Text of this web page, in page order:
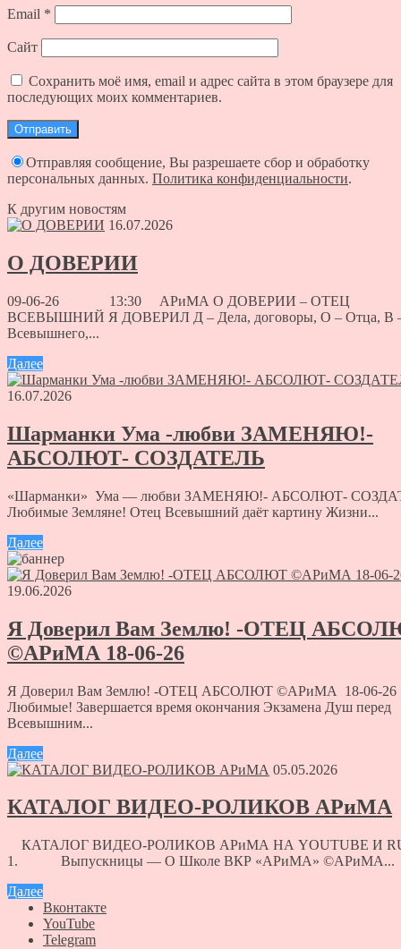
Email *
Сайт
Сохранить моё имя, email и адрес сайта в этом браузере для
последующих моих комментариев.
Отправляя сообщение, Вы разрешаете сбор и обработку
персональных данных. Политика конфиденциальности.
К другим новостям
16.07.2026
О ДОВЕРИИ
09-06-26 13:30 АРиМА О ДОВЕРИИ – ОТЕЦ
ВСЕВЫШНИЙ Я ДОВЕРИЛ Д – Дела, договоры, О – Отца, В
Всевышнего,...
Далее
16.07.2026
Шарманки Ума -любви ЗАМЕНЯЮ!-
АБСОЛЮТ- СОЗДАТЕЛЬ
«Шарманки» Ума — любви ЗАМЕНЯЮ!- АБСОЛЮТ-
Любимые Земляне! Отец Всевышний даёт картину Жизни...
Далее
19.06.2026
Я Доверил Вам Землю! -ОТЕЦ
©АРиМА 18-06-26
Я Доверил Вам Землю! -ОТЕЦ АБСОЛЮТ ©АРиМА 18-06-26
Любимые! Завершается время окончания Экзамена Душ перед
Всевышним...
Далее
05.05.2026
КАТАЛОГ ВИДЕО-РОЛИКОВ АРиМА
КАТАЛОГ ВИДЕО-РОЛИКОВ АРиМА НА YOUTUBE И
1. Выпускницы — О Школе ВКР «АРиМА» ©АРиМА...
Далее
Вконтакте
YouTube
Telegram